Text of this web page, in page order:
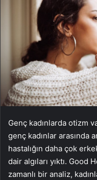
Genç kadınlarda otizm
genç kadınlar arasında
hastalığın daha çok
dair algıları yıktı. Good
zamanlı bir analiz,